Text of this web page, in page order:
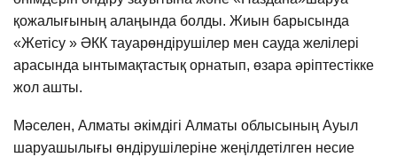
қожалығының алаңында болды. Жиын барысында
«Жетісу » ӘКК тауарөндірушілер мен сауда желілері
арасында ынтымақтастық орнатып, өзара әріптестікке
жол ашты.
Мәселен, Алматы әкімдігі Алматы облысының Ауыл
шаруашылығы өндірушілеріне жеңілдетілген несие